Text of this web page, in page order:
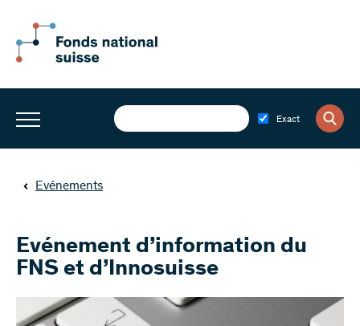
Exact
Evénements
Evénement d’information du
FNS et d’Innosuisse